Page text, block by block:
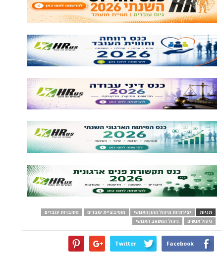
תגיות יצירתיות וניהול ההון האנושי מוטיבציית עובדים
מחוברות עובדים
ניהול אנשים
ניהול המשאב האנושי
Facebook
Twitter